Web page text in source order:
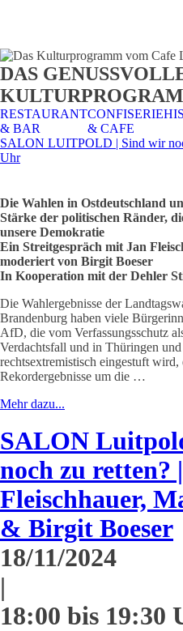
CAFE &
RESTAURANT &
&
DAS
RESTAURANT
& BAR
CONFISERIE
& CAFE
SALON LUITPOLD | Sind wir
Uhr
Die Wahlen in Ostdeutschland
Stärke der politischen Ränder,
unsere Demokratie
Ein Streitgespräch mit Jan
moderiert von Birgit Boeser
In Kooperation mit der Dehler
Die Wahlergebnisse der
Brandenburg haben viele
AfD, die vom Verfassungsschutz
Verdachtsfall und in Thüringen und
rechtsextremistisch eingestuft
Rekordergebnisse um die …
Mehr dazu...
SALON
noch zu retten?
Fleischhauer,
& Birgit Boeser
18/11/2024
|
18:00 bis 19:30